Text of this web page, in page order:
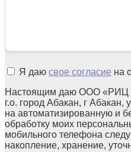
Я даю свое согласие на
Настоящим даю ООО «РИЦ
г.о. город Абакан, г
на автоматизированную и
обработку моих
мобильного телефона
накопление, хранение,